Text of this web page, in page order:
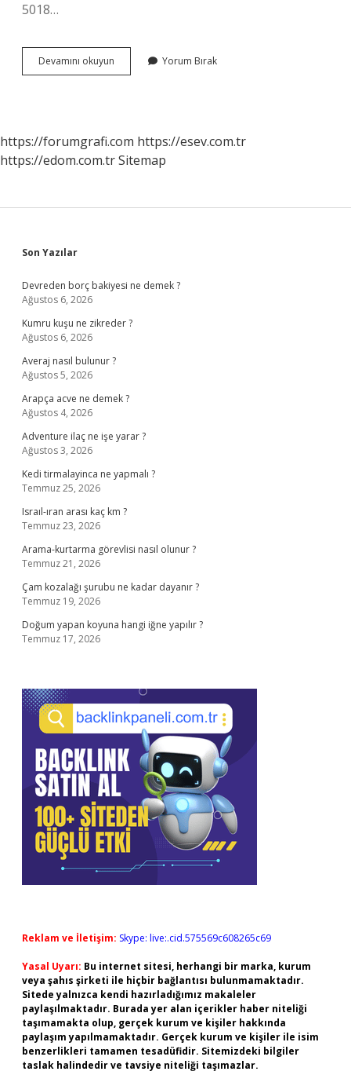
5018…
Devamını okuyun
2024
Yorum Bırak
https://forumgrafi.com https://esev.com.tr
https://edom.com.trSitemap
Sidebar
Son Yazılar
Devreden borç bakiyesi ne demek ?
Ağustos 6, 2026
Kumru kuşu ne zikreder ?
Ağustos 6, 2026
Averaj nasıl bulunur ?
Ağustos 5, 2026
Arapça acve ne demek ?
Ağustos 4, 2026
Adventure ilaç ne işe yarar ?
Ağustos 3, 2026
Kedi tirmalayinca ne yapmalı ?
Temmuz 25, 2026
Israıl-ıran arası kaç km ?
Temmuz 23, 2026
Arama-kurtarma görevlisi nasıl olunur ?
Temmuz 21, 2026
Çam kozalağı şurubu ne kadar dayanır ?
Temmuz 19, 2026
Doğum yapan koyuna hangi iğne yapılır ?
Temmuz 17, 2026
Reklam ve İletişim: Skype: live:.cid.575569c608265c69
Yasal Uyarı: Bu internet sitesi, herhangi bir marka, kurum
veya şahıs şirketi ile hiçbir bağlantısı bulunmamaktadır.
Sitede yalnızca kendi hazırladığımız makaleler
paylaşılmaktadır. Burada yer alan içerikler haber niteliği
taşımamakta olup, gerçek kurum ve kişiler hakkında
paylaşım yapılmamaktadır. Gerçek kurum ve kişiler ile isim
benzerlikleri tamamen tesadüfidir. Sitemizdeki bilgiler
taslak halindedir ve tavsiye niteliği taşımazlar.